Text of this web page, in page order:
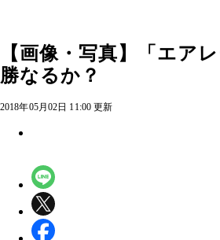
【画像・写真】「エア
勝なるか？
2018年05月02日 11:00 更新